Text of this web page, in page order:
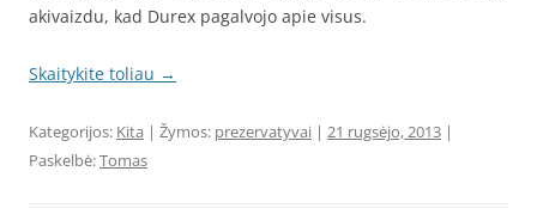
akivaizdu, kad Durex pagalvojo apie visus.
Skaitykite toliau →
Kategorijos: Kita | Žymos: prezervatyvai | 21 rugsėjo, 2013 |
Paskelbė:Tomas